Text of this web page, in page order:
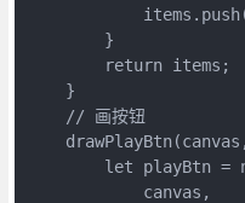
        }
        return items;
    }
    // 画按钮
let playBtn =
            canvas,